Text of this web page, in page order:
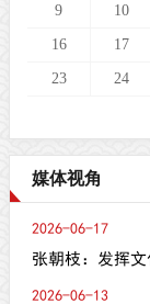
9 10
16 17
23 24
媒体视角
2026-06-17
张朝枝：发挥
2026-06-13